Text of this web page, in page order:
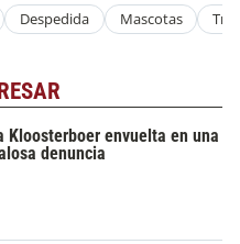
Despedida Mascotas
Kloosterboer envuelta en una
denuncia